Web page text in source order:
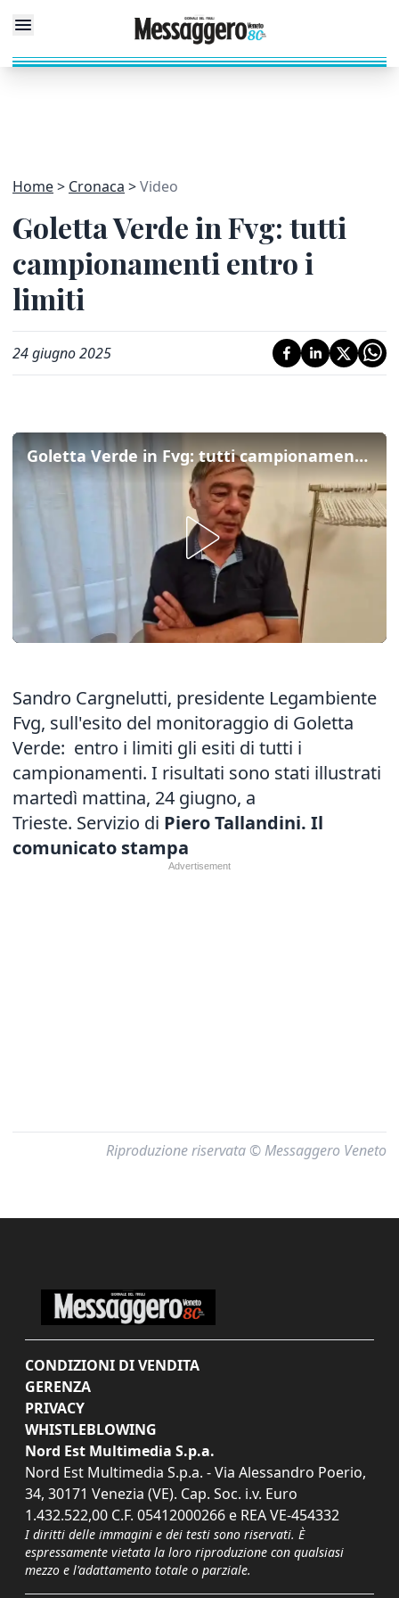
Home Cronaca Video
Goletta Verde in Fvg: tutti
campionamenti entro i
limiti
24 giugno 2025
Goletta Verde in Fvg: tutti campionamenti entro i limiti
Sandro Cargnelutti, presidente Legambiente
Fvg, sull'esito del monitoraggio di Goletta
Verde: entro i limiti gli esiti di tutti i
campionamenti. I risultati sono stati illustrati
martedì mattina, 24 giugno, a
Trieste. Servizio di Piero Tallandini. Il
comunicato stampa
Riproduzione riservata © Messaggero Veneto
CONDIZIONI DI VENDITA
GERENZA
PRIVACY
WHISTLEBLOWING
Nord Est Multimedia S.p.a.
Nord Est Multimedia S.p.a. - Via Alessandro Poerio,
34, 30171 Venezia (VE). Cap. Soc. i.v. Euro
1.432.522,00 C.F. 05412000266 e REA VE-454332
I diritti delle immagini e dei testi sono riservati. È
espressamente vietata la loro riproduzione con qualsiasi
mezzo e l'adattamento totale o parziale.